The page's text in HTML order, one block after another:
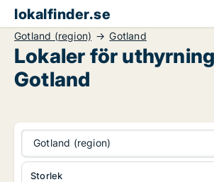
lokalfinder.se
Gotland (region) Gotland
Lokaler för
Gotland
Gotland (region)
Storlek